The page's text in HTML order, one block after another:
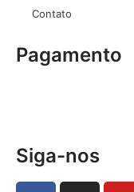
Contato
Pagamento
Siga-nos